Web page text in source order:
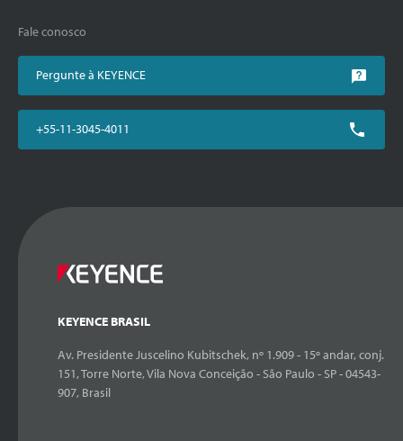
Fale conosco
Pergunte à KEYENCE
+55-11-3045-4011
KEYENCE BRASIL
Av. Presidente Juscelino Kubitschek, nº 1.909 - 15º andar, conj.
151, Torre Norte, Vila Nova Conceição - São Paulo - SP - 04543-
907, Brasil